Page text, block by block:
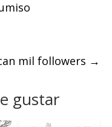
mil followers →
gustar